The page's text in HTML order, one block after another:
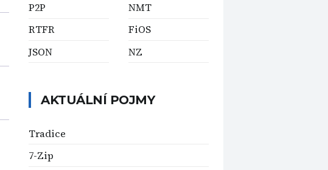
P2P
RTFR
JSON
NMT
FiOS
NZ
AKTUÁLNÍ POJMY
Tradice
7-Zip